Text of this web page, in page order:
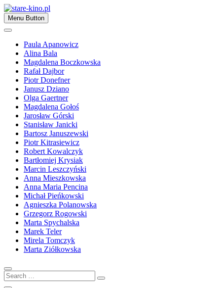
Skip
to
content
stare-kino.pl
Zapraszamy
Menu Button
Paula Apanowicz
Alina Bala
Magdalena Boczkowska
Rafał Dajbor
Piotr Donefner
Janusz Dziano
Olga Gaertner
Magdalena Gołoś
Jarosław Górski
Stanisław Janicki
Bartosz Januszewski
Piotr Kitrasiewicz
Robert Kowalczyk
Bartłomiej Krysiak
Marcin Leszczyński
Anna Mieszkowska
Anna Maria Pencina
Michał Pieńkowski
Agnieszka Polanowska
Grzegorz Rogowski
Marta Spychalska
Marek Teler
Mirela Tomczyk
Marta Ziółkowska
Search
…